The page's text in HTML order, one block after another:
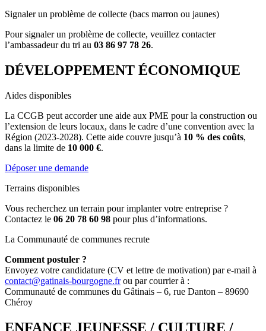
Signaler un problème de collecte (bacs marron ou jaunes)
Pour signaler un problème de collecte, veuillez contacter
l’ambassadeur du tri au 03 86 97 78 26.
DÉVELOPPEMENT ÉCONOMIQUE
Aides disponibles
La CCGB peut accorder une aide aux PME pour la construction ou
l’extension de leurs locaux, dans le cadre d’une convention avec la
Région (2023-2028). Cette aide couvre jusqu’à 10 % des coûts,
dans la limite de 10 000 €.
Déposer une demande
Terrains disponibles
Vous recherchez un terrain pour implanter votre entreprise ?
Contactez le 06 20 78 60 98 pour plus d’informations.
La Communauté de communes recrute
Comment postuler ?
Envoyez votre candidature (CV et lettre de motivation) par e-mail à
contact@gatinais-bourgogne.frou par courrier à :
Communauté de communes du Gâtinais – 6, rue Danton – 89690
Chéroy
ENFANCE JEUNESSE / CULTURE /